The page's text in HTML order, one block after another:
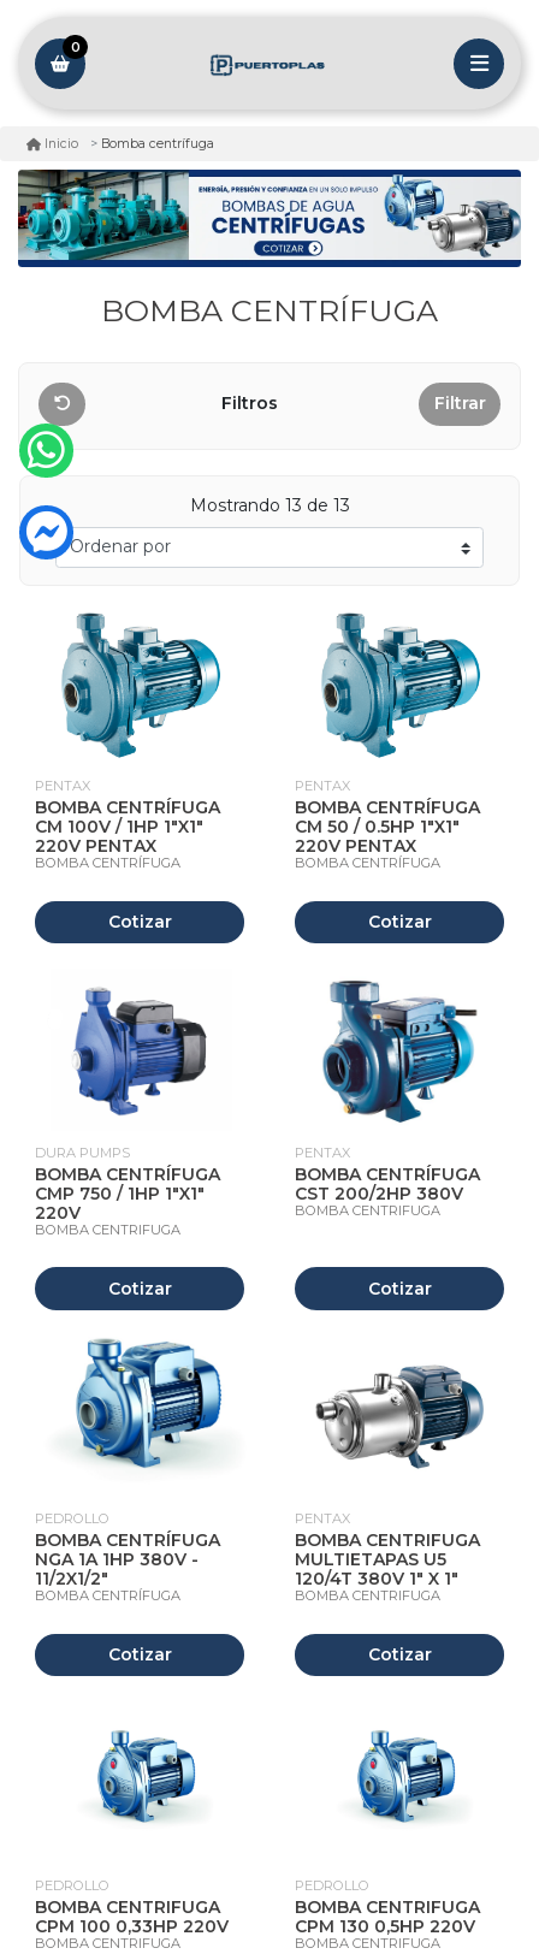
0
Inicio Bomba centrífuga
BOMBA CENTRÍFUGA
Filtros Filtrar
Mostrando 13 de 13
PENTAX
BOMBA CENTRÍFUGA
CM 100V / 1HP 1"X1"
220V PENTAX
BOMBA CENTRÍFUGA
Cotizar
PENTAX
BOMBA CENTRÍFUGA
CM 50 / 0.5HP 1"X1"
220V PENTAX
BOMBA CENTRÍFUGA
Cotizar
DURA PUMPS
BOMBA CENTRÍFUGA
CMP 750 / 1HP 1"X1"
220V
BOMBA CENTRIFUGA
Cotizar
PENTAX
BOMBA CENTRÍFUGA
CST 200/2HP 380V
BOMBA CENTRIFUGA
Cotizar
PEDROLLO
BOMBA CENTRÍFUGA
NGA 1A 1HP 380V -
11/2X1/2"
BOMBA CENTRÍFUGA
Cotizar
PENTAX
BOMBA CENTRIFUGA
MULTIETAPAS U5
120/4T 380V 1" X 1"
BOMBA CENTRIFUGA
Cotizar
PEDROLLO
BOMBA CENTRIFUGA
CPM 100 0,33HP 220V
BOMBA CENTRIFUGA
PEDROLLO
BOMBA CENTRIFUGA
CPM 130 0,5HP 220V
BOMBA CENTRIFUGA